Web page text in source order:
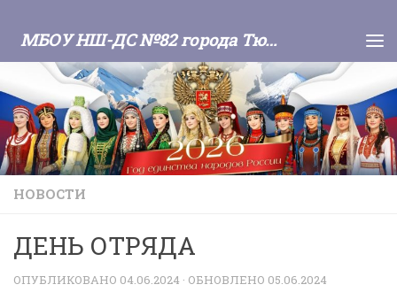
МБОУ НШ-ДС №82 города Тюмени
НОВОСТИ
ДЕНЬ ОТРЯДА
ОПУБЛИКОВАНО 04.06.2024 · ОБНОВЛЕНО 05.06.2024